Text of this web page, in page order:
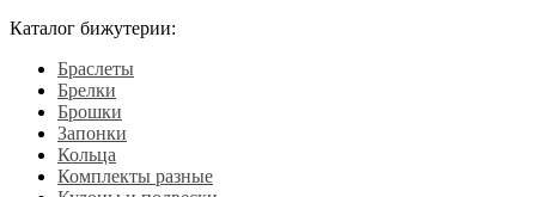
Каталог бижутерии:
Браслеты
Брелки
Брошки
Запонки
Кольца
Комплекты разные